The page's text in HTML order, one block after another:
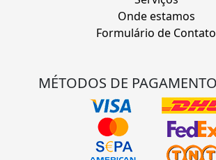
Onde estamos
Formulário de Contato
MÉTODOS DE